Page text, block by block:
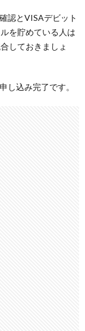
認とVISAデビット
を貯めている人は
しておきましょ
し込み完了です。